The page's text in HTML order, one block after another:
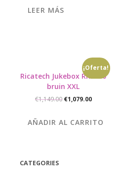
LEER MÁS
¡Oferta!
Ricatech Jukebox RR2500
bruin XXL
€1,149.00 El
era:
€1,079.00El
es:
AÑADIR AL CARRITO
CATEGORIES